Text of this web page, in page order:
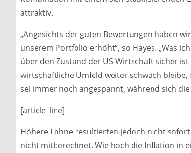
attraktiv.
„Angesichts der guten Bewertungen haben
unserem Portfolio erhöht“, so Hayes. „Was
über den Zustand der US-Wirtschaft sicher
wirtschaftliche Umfeld weiter schwach
sei immer noch angespannt, während sich
[article_line]
Höhere Löhne resultierten jedoch nicht
nicht mitberechnet. Wie hoch die Inflation in